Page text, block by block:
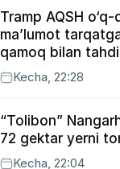
Tramp AQSH
ma’lumot
qamoq bilan
Kecha, 22:28
“Tolibon”
72 gektar yerni
Kecha, 22:04